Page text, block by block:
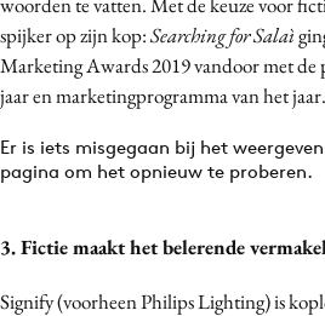
spijker op zijn kop:Searching for Salaì
Marketing Awards 2019 vandoor met de
jaar en marketingprogramma van het jaar.
Er is iets misgegaan bij het
pagina om het opnieuw te proberen.
3. Fictie maakt het belerende
Signify (voorheen Philips Lighting) is